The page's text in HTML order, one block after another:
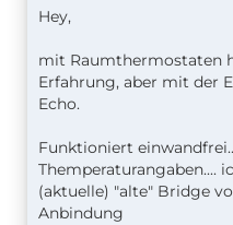
Hey,
mit Raumthermostaten
Erfahrung, aber mit der
Echo.
Funktioniert
Themperaturangaben....
(aktuelle) "alte" Bridge
Anbindung